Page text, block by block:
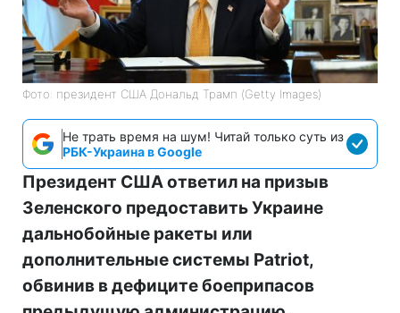
Фото: президент США Дональд Трамп (Getty Images)
Не трать время на шум! Читай только суть из
РБК-Украина в Google
Президент США ответил на призыв
Зеленского предоставить Украине
дальнобойные ракеты или
дополнительные системы Patriot,
обвинив в дефиците боеприпасов